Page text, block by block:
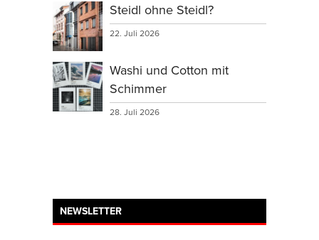
Steidl ohne Steidl?
22. Juli 2026
Washi und Cotton mit
Schimmer
28. Juli 2026
NEWSLETTER